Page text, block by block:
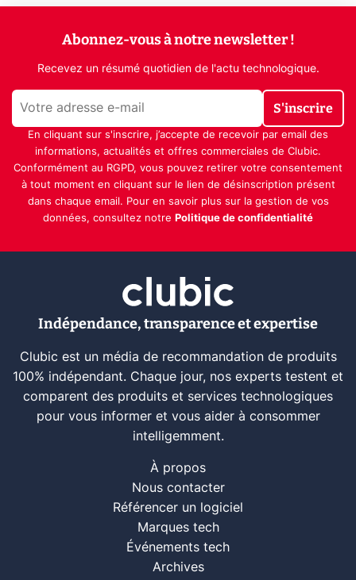
Abonnez-vous à notre newsletter !
Recevez un résumé quotidien de l'actu technologique.
S'inscrire
En cliquant sur s'inscrire, j’accepte de recevoir par email des
informations, actualités et offres commerciales de Clubic.
Conformément au RGPD, vous pouvez retirer votre consentement
à tout moment en cliquant sur le lien de désinscription présent
dans chaque email. Pour en savoir plus sur la gestion de vos
données, consultez notre Politique de confidentialité
Indépendance, transparence et expertise
Clubic est un média de recommandation de produits
100% indépendant. Chaque jour, nos experts testent et
comparent des produits et services technologiques
pour vous informer et vous aider à consommer
intelligemment.
À propos
Nous contacter
Référencer un logiciel
Marques tech
Événements tech
Archives